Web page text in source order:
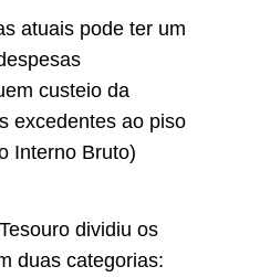
atuais pode ter um
custeio da
excedentes ao piso
Interno Bruto)
dividiu os
duas categorias: